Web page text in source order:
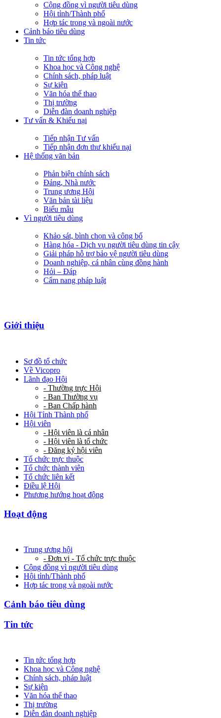
Cộng đồng vì người tiêu dùng
Hội tỉnh/Thành phố
Hợp tác trong và ngoài nước
Cảnh báo tiêu dùng
Tin tức
Tin tức tổng hợp
Khoa học và Công nghệ
Chính sách, pháp luật
Sự kiện
Văn hóa thể thao
Thị trường
Diễn đàn doanh nghiệp
Tư vấn & Khiếu nại
Tiếp nhận Tư vấn
Tiếp nhận đơn thư khiếu nại
Hệ thống văn bản
Phản biện chính sách
Đảng, Nhà nước
Trung ương Hội
Văn bản tài liệu
Biểu mẫu
Vì người tiêu dùng
Khảo sát, bình chọn và công bố
Hàng hóa - Dịch vụ người tiêu dùng tin cậy
Giải pháp hỗ trợ bảo vệ người tiêu dùng
Doanh nghiệp, cá nhân cùng đồng hành
Hỏi – Đáp
Cẩm nang pháp luật
Giới thiệu
Sơ đồ tổ chức
Về Vicopro
Lãnh đạo Hội
- Thường trực Hội
- Ban Thường vụ
- Ban Chấp hành
Hội Tỉnh Thành phố
Hội viên
- Hội viên là cá nhân
- Hội viên là tổ chức
- Đăng ký hội viên
Tổ chức trực thuộc
Tổ chức thành viên
Tổ chức liên kết
Điều lệ Hội
Phương hướng hoạt động
Hoạt động
Trung ương hội
- Đơn vị - Tổ chức trực thuộc
Cộng đồng vì người tiêu dùng
Hội tỉnh/Thành phố
Hợp tác trong và ngoài nước
Cảnh báo tiêu dùng
Tin tức
Tin tức tổng hợp
Khoa học và Công nghệ
Chính sách, pháp luật
Sự kiện
Văn hóa thể thao
Thị trường
Diễn đàn doanh nghiệp